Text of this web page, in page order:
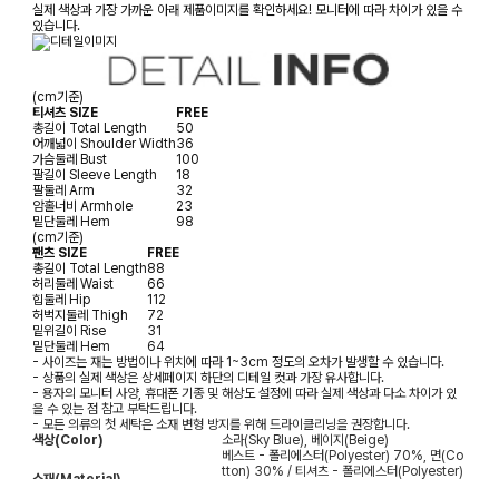
실제 색상과 가장 가까운 아래 제품이미지를 확인하세요! 모니터에 따라 차이가 있을 수
있습니다.
(cm기준)
티셔츠 SIZE
FREE
총길이 Total Length
50
어깨넓이 Shoulder Width36
가슴둘레 Bust
100
팔길이 Sleeve Length
18
팔둘레 Arm
32
암홀너비 Armhole
23
밑단둘레 Hem
98
(cm기준)
팬츠 SIZE
FREE
총길이 Total Length88
허리둘레 Waist
66
힙둘레 Hip
112
허벅지둘레 Thigh
72
밑위길이 Rise
31
밑단둘레 Hem
64
- 사이즈는 재는 방법이나 위치에 따라 1~3cm 정도의 오차가 발생할 수 있습니다.
- 상품의 실제 색상은 상세페이지 하단의 디테일 컷과 가장 유사합니다.
- 용자의 모니터 사양, 휴대폰 기종 및 해상도 설정에 따라 실제 색상과 다소 차이가 있
을 수 있는 점 참고 부탁드립니다.
- 모든 의류의 첫 세탁은 소재 변형 방지를 위해 드라이클리닝을 권장합니다.
색상(Color)
소라(Sky Blue), 베이지(Beige)
베스트 - 폴리에스터(Polyester) 70%, 면(Co
tton) 30% / 티셔츠 - 폴리에스터(Polyester)